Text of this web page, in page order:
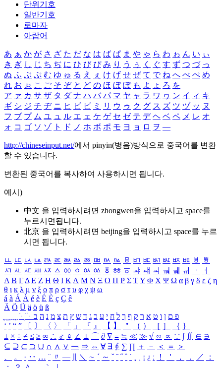
단위기호
일반기호
로마자
아랍어
あ ぁ か が さ ざ た だ な は ば ぱ ま や ゃ ら わ ゎ ん い ぃ
き ぎ し じ ち ぢ に ひ び ぴ み り う ぅ く ぐ す ず つ づ っ
ぬ ふ ぶ ぷ む ゆ ゅ る え ぇ け げ せ ぜ て で ね へ べ ぺ め
れ お ぉ こ ご そ ぞ と ど の ほ ぼ ぽ も よ ょ ろ を
ア ァ カ サ ザ タ ダ ナ ハ バ パ マ ヤ ャ ラ ワ ヮ ン イ ィ キ
ギ シ ジ チ ヂ ニ ヒ ビ ピ ミ リ ウ ゥ ク グ ス ズ ツ ヅ ッ ヌ
フ ブ プ ム ユ ュ ル エ ェ ケ ゲ セ ゼ テ デ ヘ ベ ペ メ レ オ
ォ コ ゴ ソ ゾ ト ド ノ ホ ボ ポ モ ヨ ョ ロ ヲ ―
http://chineseinput.net/에서 pinyin(병음)방식으로 중국어를 변환
할 수 있습니다.
변환된 중국어를 복사하여 사용하시면 됩니다.
예시)
中文 을 입력하시려면 zhongwen을 입력하시고 space를
누르시면됩니다.
北京 을 입력하시려면 beijing을 입력하시고 space를 누르
시면 됩니다.
ㅥ ㅦ ㅧ ㅨ ㅩ ㅪ ㅫ ㅬ ㅭ ㅮ ㅯ ㅰ ㅱ ㅲ ㅳ ㅴ ㅵ ㅶ ㅷ ㅸ
ㅹ
ㅺ ㅻ ㅼ ㅽ ㅾ ㅿ ㆀ ㆁ ㆂ ㆃ ㆄ ㆅ ㆆ ㆇ ㆈ ㆉ ㆊ ㆋ ㆌ ㆍ
ㆎ
Α Β ΓΔ Ε Ζ Η Θ Ι ΚΛ Μ Ν Ξ Ο Π Ρ Σ ΤΥ Φ Χ Ψ Ω α β γ δ ε ζ η
θ ι κ λ μ ν ξ ο π ρ σ τ υ φ χ ψ ω
á à Á À é è É È ç Ç ê
Ä Ö Ü ä ö ü ß
ִֶֹ ֻּ ׁׂ פ ם ן ו ט א ר ק ף ך ל ח י ע כ ג ד ש ץ ת צ מ נ ה ב
‘ ’ “ ” 〔 〕 〈 〉 「 」 『 』 【 】 ＂ （ ） ［ ］ ｛ ｝
± × ÷ ≠ ≤ ≥ ∞ ∴ ♂ ♀ ∠ ⊥ ⌒ ∂ ∇ ≡ ≒ ≪ ≫ √ ∽ ∝ ∵ ∫ ∬ ∈ ∋
⊆ ⊇ ⊂ ⊃ ∪ ∩ ∧ ∨ ￢ ⇒ ⇔ ∀ ∃ ∮ ∑ ∏ ＋ － ＜ ＝
＞
、
。 · ‥ … ¨ 〃 ― ＼ ∼ ´ ～ ˇ ˘ ˝ ˚ ˙ ¸ ¡ ¿ ː ！ ＇ ， ． ／
：